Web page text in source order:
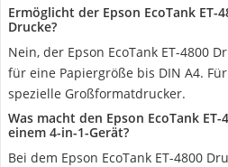
Ermöglicht der Epson EcoTank ET-
Drucke?
Nein, der Epson EcoTank ET-4800
für eine Papiergröße bis DIN A4.
spezielle Großformatdrucker.
Was macht den Epson EcoTank
einem 4-in-1-Gerät?
Bei dem Epson EcoTank ET-4800